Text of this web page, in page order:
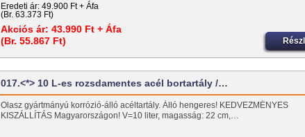
Eredeti ár: 49.900 Ft + Áfa
(Br. 63.373 Ft)
Akciós ár: 43.990 Ft + Áfa
(Br. 55.867 Ft)
017.<*> 10 L-es rozsdamentes acél bortartály /…
Olasz gyártmányú korrózió-álló acéltartály. Álló hengeres! KEDVEZMÉNYES
KISZÁLLÍTÁS Magyarországon! V=10 liter, magasság: 22 cm,…